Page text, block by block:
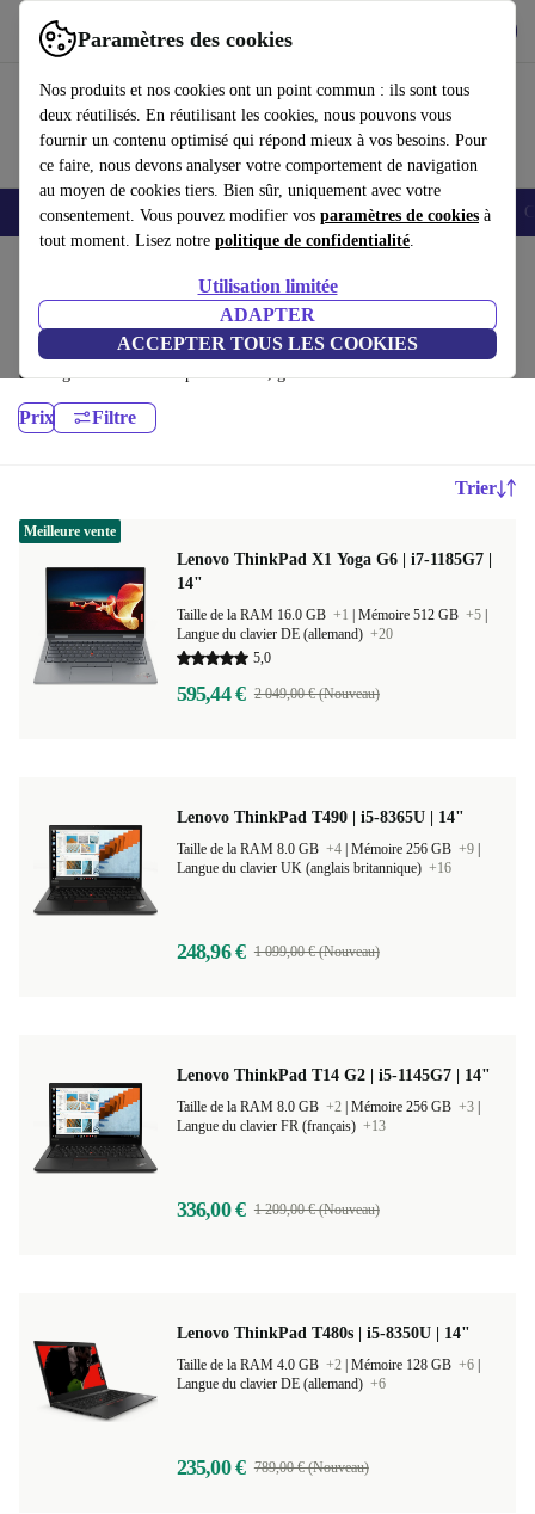
Paramètres des cookies
Nos produits et nos cookies ont un point commun : ils sont tous
deux réutilisés. En réutilisant les cookies, nous pouvons vous
fournir un contenu optimisé qui répond mieux à vos besoins. Pour
ce faire, nous devons analyser votre comportement de navigation
au moyen de cookies tiers. Bien sûr, uniquement avec votre
consentement. Vous pouvez modifier vos paramètres de cookies à
tout moment. Lisez notre politique de confidentialité.
Utilisation limitée
ADAPTER
ACCEPTER TOUS LES COOKIES
Utilisez refurbed rapidement et facilement
Smartphones Laptops Tablettes Montres connectées Accessoires
Ordinateurs portables Lenovo:
Ordinateurs portables Lenovo reconditionnés de haute qualité et à prix
avantageux. Le choix le plus durable, garanti 12 mois minimum
Prix Filtre
Trier
Lenovo ThinkPad X1 Yoga G6 | i7-1185G7 |
14"
Taille de la RAM 16.0 GB +1 Mémoire 512 GB +5
Langue du clavier DE (allemand) +20
5,0
595,44 € 2 049,00 € (Nouveau)
Meilleure vente
Lenovo ThinkPad T490 | i5-8365U | 14"
Taille de la RAM 8.0 GB +4 Mémoire 256 GB +9
Langue du clavier UK (anglais britannique) +16
248,96 € 1 099,00 € (Nouveau)
Lenovo ThinkPad T14 G2 | i5-1145G7 | 14"
Taille de la RAM 8.0 GB +2 Mémoire 256 GB +3
Langue du clavier FR (français) +13
336,00 € 1 209,00 € (Nouveau)
Lenovo ThinkPad T480s | i5-8350U | 14"
Taille de la RAM 4.0 GB +2 Mémoire 128 GB +6
Langue du clavier DE (allemand) +6
235,00 € 789,00 € (Nouveau)